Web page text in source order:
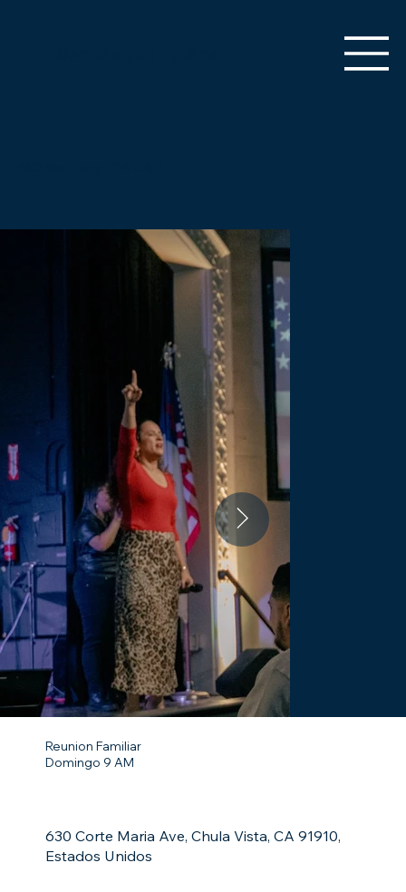
Reunion Familiar
Domingo 9 AM
630 Corte Maria Ave, Chula Vista, CA 91910,
Estados Unidos